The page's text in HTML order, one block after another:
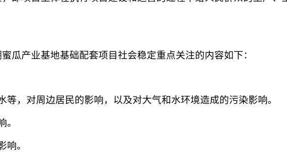
瓜产业基地基础配套项目社会稳定重点关注的内容如下：
，对周边居民的影响，以及对大气和水环境造成的污染影响。
。
响。